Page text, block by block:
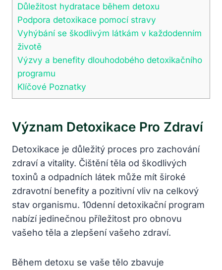
Důležitost‍ hydratace během⁣ detoxu
Podpora​ detoxikace pomocí‍ stravy
Vyhýbání se škodlivým⁤ látkám v​ každodenním
životě
Výzvy a ​benefity dlouhodobého detoxikačního
programu
Klíčové Poznatky
Význam Detoxikace Pro ‌zdraví
Detoxikace je důležitý proces pro zachování
zdraví a vitality. ‌Čištění těla od škodlivých
toxinů a odpadních látek může mít široké
zdravotní benefity a pozitivní vliv na celkový
stav organismu.‌ 10denní detoxikační program
⁢nabízí jedinečnou ‌příležitost pro obnovu
vašeho ‌těla a zlepšení‍ vašeho‌ zdraví.
Během detoxu se vaše tělo zbavuje